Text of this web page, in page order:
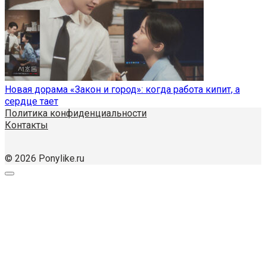
Новая дорама «Закон и город»: когда работа кипит, а
сердце тает
Политика конфиденциальности
Контакты
© 2026 Ponylike.ru